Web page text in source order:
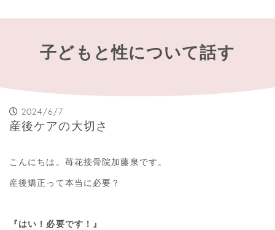
子どもと性について話す
2024/6/7
産後ケアの大切さ
こんにちは。苺花接骨院加藤泉です。
産後矯正って本当に必要？
『はい！必要です！』